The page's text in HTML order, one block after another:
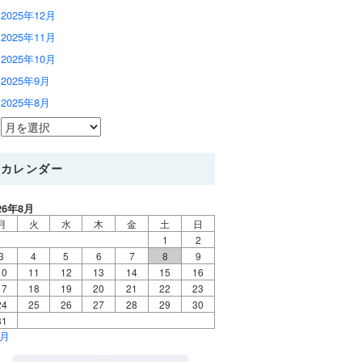
2025年12月
2025年11月
2025年10月
2025年9月
2025年8月
カレンダー
年8月
火 水 木 金 土
日
1
2
4 5 6 7 8
9
11 12 13 14 15
16
18 19 20 21 22
23
25 26 27 28 29
30